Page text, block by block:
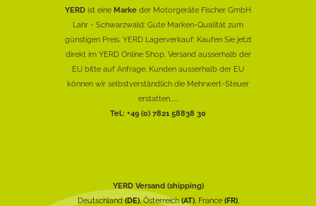
YERD ist eine Marke der Motorgeräte Fischer GmbH
Lahr - Schwarzwald: Gute Marken-Qualität zum
günstigen Preis. YERD Lagerverkauf: Kaufen Sie jetzt
direkt im YERD Online Shop. Versand ausserhalb der
EU bitte auf Anfrage. Kunden ausserhalb der EU
können wir selbstverständlich die Mehrwert-Steuer
erstatten......
Tel.: +49 (0) 7821 58838 30
YERD Versand (shipping)
Deutschland(DE), Österreich(AT), France (FR),